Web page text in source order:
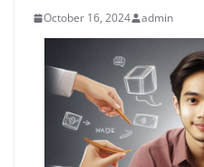
October 16, 2024 admin